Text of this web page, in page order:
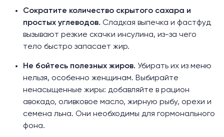
Сократите количество скрытого сахара и
простых углеводов. Сладкая выпечка и фастфуд
вызывают резкие скачки инсулина, из-за чего
тело быстро запасает жир.
Не бойтесь полезных жиров. Убирать их из меню
нельзя, особенно женщинам. Выбирайте
ненасыщенные жиры: добавляйте в рацион
авокадо, оливковое масло, жирную рыбу, орехи и
семена льна. Они необходимы для гормонального
фона.